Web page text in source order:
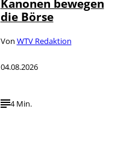
Kanonen bewegen
die Börse
Von WTV Redaktion
04.08.2026
4 Min.